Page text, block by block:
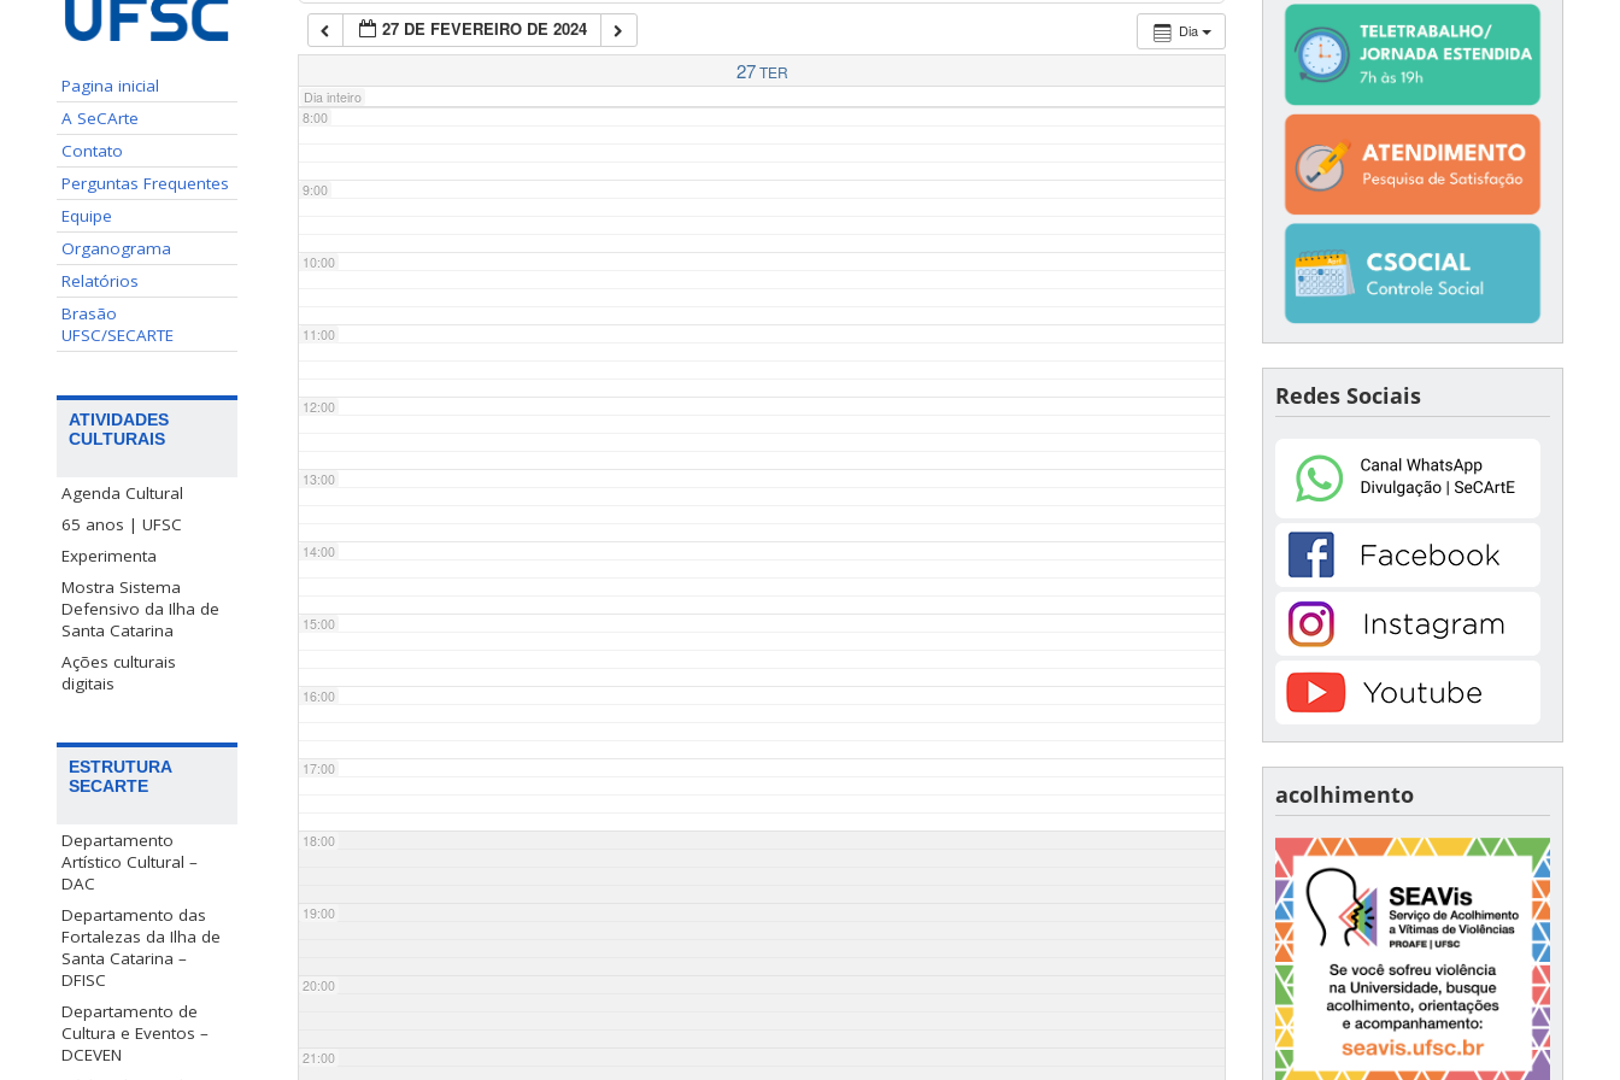
Pagina inicial
A SeCArte
Contato
Perguntas Frequentes
Equipe
Organograma
Relatórios
Brasão
UFSC/SECARTE
ATIVIDADES
CULTURAIS
Agenda Cultural
65 anos | UFSC
Experimenta
Mostra Sistema
Defensivo da Ilha de
Santa Catarina
Ações culturais
digitais
ESTRUTURA
SECARTE
Departamento
Artístico Cultural –
DAC
Departamento das
Fortalezas da Ilha de
Santa Catarina –
DFISC
Departamento de
Cultura e Eventos –
DCEVEN
Dia
27 DE FEVEREIRO DE 2024
27 TER
Dia inteiro
7:00
8:00
9:00
10:00
11:00
12:00
13:00
14:00
15:00
16:00
17:00
18:00
19:00
20:00
21:00
Redes Sociais
acolhimento